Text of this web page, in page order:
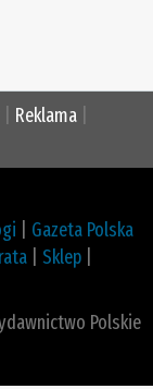
Reklama
Gazeta Polska
Sklep
Polskie